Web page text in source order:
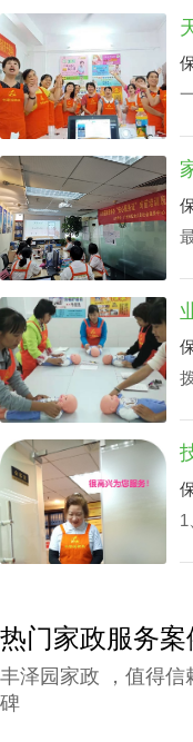
1
热门家政服务案
丰泽园家政 ，值得信
碑